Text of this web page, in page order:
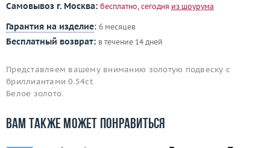
Самовывоз г. Москва: бесплатно, сегодня из шоурума
Гарантия на изделие: 6 месяцев
Бесплатный возврат: в течение 14 дней
Представляем вашему вниманию золотую подвеску с
бриллиантами 0.54ct.
Белое золото.
Вам также может понравиться